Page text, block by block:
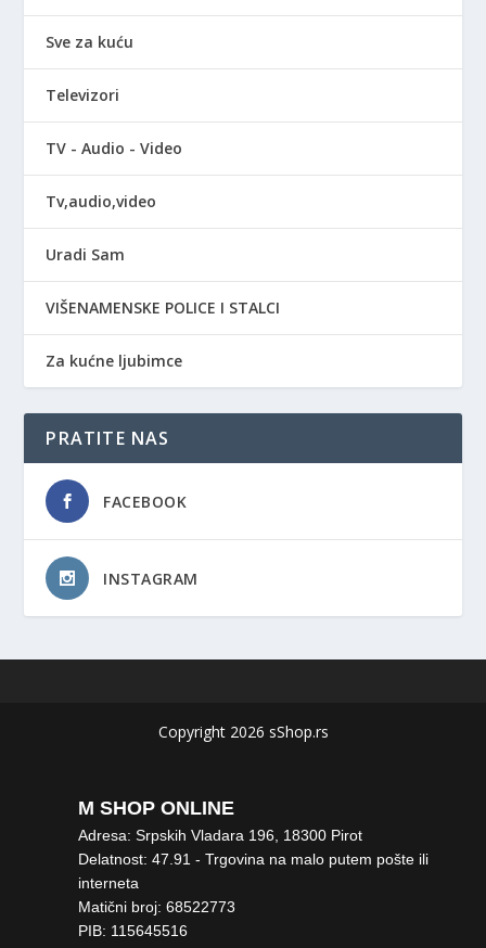
Sve za kuću
Televizori
TV - Audio - Video
Tv,audio,video
Uradi Sam
VIŠENAMENSKE POLICE I STALCI
Za kućne ljubimce
PRATITE NAS
FACEBOOK
INSTAGRAM
Copyright 2026 sShop.rs
M SHOP ONLINE
Adresa: Srpskih Vladara 196, 18300 Pirot
Delatnost: 47.91 - Trgovina na malo putem pošte ili
interneta
Matični broj: 68522773
PIB: 115645516